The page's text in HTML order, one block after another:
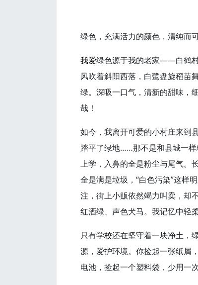
绿色，充满活力的颜色，清纯而可
我爱绿色源于我的老家——白鹤
风吹着斜阳西落，白鹭盘旋稻苗
绿。深吸一口气，清新的甜味，
哉！
如今，我离开可爱的小村庄来到
踏平了绿地……那不是和县城一
上学，入鼻的全是粉尘与尾气。
全是满是垃圾，“白色污染”这样
注，街上小贩依然竭力叫卖，却
红酒绿、声色犬马。我记忆中轻
只有学校还在坚守着一块净土，
源，爱护环境。你捡起一张纸屑
电池，捡起一个塑料袋，少用一